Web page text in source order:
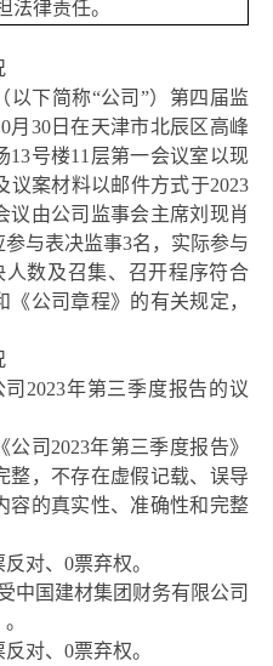
法律责任。
以下简称“公司”） 第四届监
月 30日在天津市北辰区高峰
13号楼11层第一会议室以现
议案材料以邮件方式于2023
议由公司 监事会主席刘现肖
参与表决监事3名，实际参与
数及召集、召开程序符合
《公司章程》的有关规定，
2023年第三季度报告的议
公司 2023年第三季度报告》
整，不存在虚假记载、误导
容的真实性、准确性和完整
对、0票弃权。
中国建材集团财务有限公司
对、0票弃权。